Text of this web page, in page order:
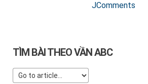
JComments
TÌM BÀI THEO VẦN ABC